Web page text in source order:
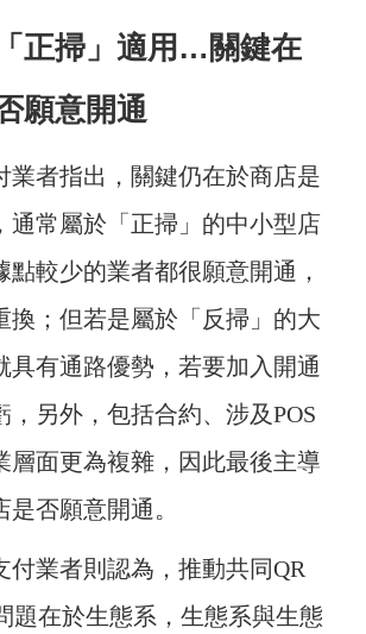
正掃」適用…關鍵在
願意開通
業者指出，關鍵仍在於商店是
通常屬於「正掃」的中小型店
點較少的業者都很願意開通，
換；但若是屬於「反掃」的大
具有通路優勢，若要加入開通
，另外，包括合約、涉及POS
層面更為複雜，因此最後主導
否願意開通。
付業者則認為，推動共同QR
題在於生態系，生態系與生態